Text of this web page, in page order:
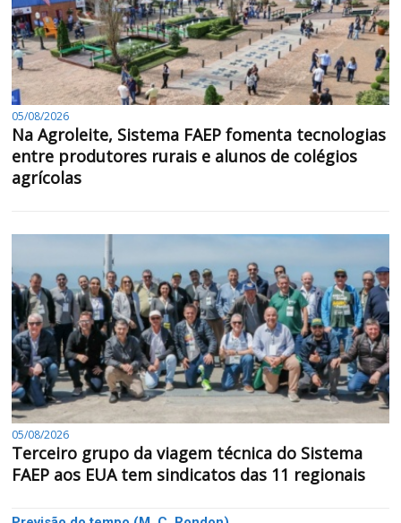
05/08/2026
Na Agroleite, Sistema FAEP fomenta tecnologias
entre produtores rurais e alunos de colégios
agrícolas
05/08/2026
Terceiro grupo da viagem técnica do Sistema
FAEP aos EUA tem sindicatos das 11 regionais